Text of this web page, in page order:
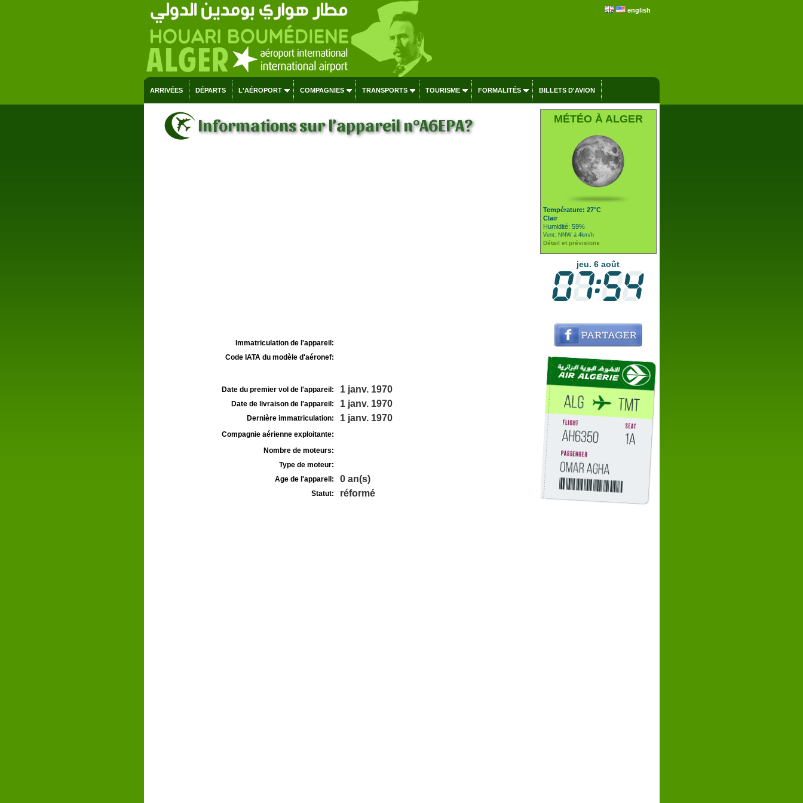
english
ARRIVÉES DÉPARTS L'AÉROPORT COMPAGNIES TRANSPORTS TOURISME FORMALITÉS BILLETS D'AVION
Informations sur l'appareil n°A6EPA?
Immatriculation de l'appareil:
Code IATA du modèle d'aéronef:
Date du premier vol de l'appareil: 1 janv. 1970
Date de livraison de l'appareil: 1 janv. 1970
Dernière immatriculation: 1 janv. 1970
Compagnie aérienne exploitante:
Nombre de moteurs:
Type de moteur:
Age de l'appareil:
0 an(s)
Statut: réformé
MÉTÉO À ALGER
Température: 27°C
Clair
Humidité: 59%
Vent: NNW à 4km/h
Détail et prévisions
jeu. 6 août